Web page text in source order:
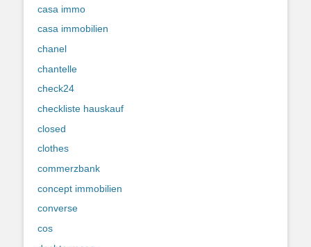
casa immo
casa immobilien
chanel
chantelle
check24
checkliste hauskauf
closed
clothes
commerzbank
concept immobilien
converse
cos